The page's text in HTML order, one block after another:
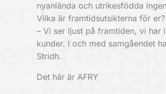
nyanlända och utrikesfödda
Vilka är framtidsutsikterna för er?
– Vi ser ljust på framtiden, vi
kunder. I och med samgåendet
Stridh.
Det här är AFRY